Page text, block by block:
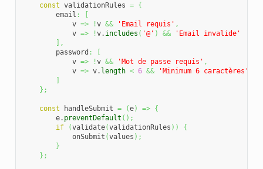
const validationRules =
{
        email
:
[
            v
=> !v && 'Email requis' ,
            v
=> !v. includes ( '@' ) &&
'Email invalide'
] ,
        password
:
[
            v
=> !v && 'Mot de passe requis' ,
            v
=> v. length < 6 &&
'Minimum 6 caractères'
]
} ;
const handleSubmit = (e) =>
{
        e.
preventDefault ( ) ;
if
(validate(validationRules ) )
{
            onSubmit
(values ) ;
}
} ;